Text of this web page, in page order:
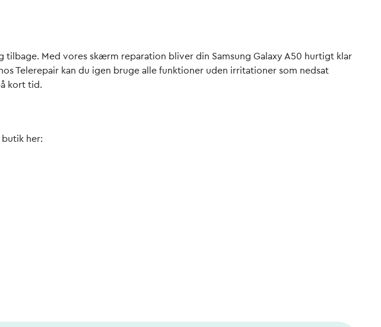
Med vores skærm reparation bliver din Samsung Galaxy A50 hurtigt klar
Telerepair kan du igen bruge alle funktioner uden irritationer som nedsat
kort tid.
her: